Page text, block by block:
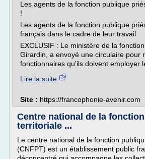
Les agents de la fonction publique
!
Les agents de la fonction publique
français dans le cadre de leur travail
EXCLUSIF : Le ministère de la
Girardin, a envoyé une circulaire pour
fonctionnaires qu'ils doivent employer
Lire la suite
Site : https://francophonie-avenir.com
Centre national de la
territoriale ...
Le centre national de la fonction
(CNFPT) est un établissement public